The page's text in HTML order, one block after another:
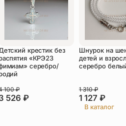
отзыв
свое согласие с
и даю
обработку персональных
данных
первым!
крестик без
«КРЭ23
серебро/
526 ₽
100₽
Шнурок на
детей и
серебро
1 127 ₽
1 310₽
В каталог